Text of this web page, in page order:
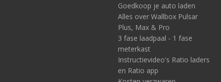
Goedkoop je auto laden
Alles over Wallbox Pulsar
Plus, Max & Pro
3 fase laadpaal - 1 fase
meterkast
Instructievideo's Ratio laders
en Ratio app